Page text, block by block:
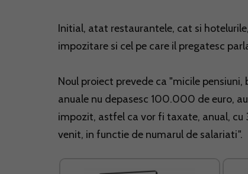
Initial, atat restaurantele, cat si
impozitare si cel pe care il pregatesc
Noul proiect prevede ca "micile
anuale nu depasesc 100.000 de euro,
impozit, astfel ca vor fi taxate, anual, cu
venit, in functie de numarul de salariati".